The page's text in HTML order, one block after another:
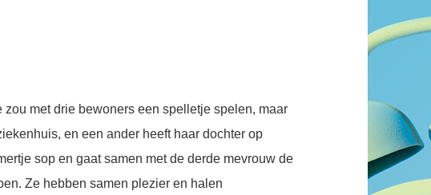
met drie bewoners een spelletje spelen, maar
en een ander heeft haar dochter op
sop en gaat samen met de derde mevrouw de
Ze hebben samen plezier en halen